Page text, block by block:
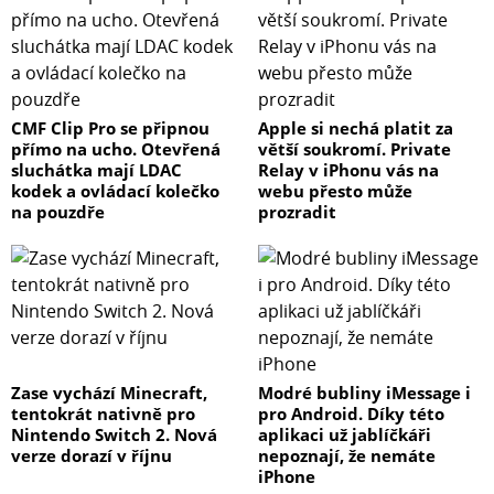
CMF Clip Pro se připnou
přímo na ucho. Otevřená
sluchátka mají LDAC
kodek a ovládací kolečko
na pouzdře
Apple si nechá platit za
větší soukromí. Private
Relay v iPhonu vás na
webu přesto může
prozradit
Zase vychází Minecraft,
tentokrát nativně pro
Nintendo Switch 2. Nová
verze dorazí v říjnu
Modré bubliny iMessage i
pro Android. Díky této
aplikaci už jablíčkáři
nepoznají, že nemáte
iPhone